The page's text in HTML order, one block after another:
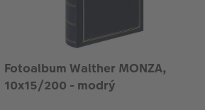
Fotoalbum Walther MONZA,
10x15/200 - modrý